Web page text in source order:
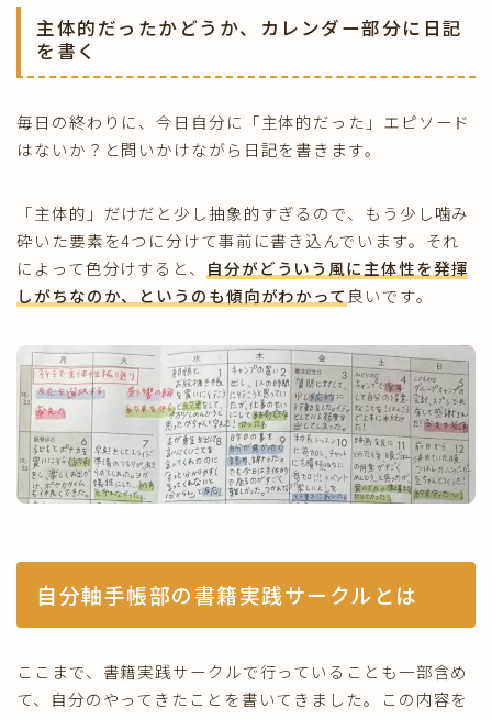
主体的だったかどうか、カレンダー部分に日記
を書く
毎日の終わりに、今日自分に「主体的だった」エピソード
はないか？と問いかけながら日記を書きます。
「主体的」だけだと少し抽象的すぎるので、もう少し噛み
砕いた要素を4つに分けて事前に書き込んでいます。それ
によって色分けすると、 自分がどういう風に主体性を発揮
しがちなのか、というのも傾向がわかって 良いです。
自分軸手帳部の書籍実践サークルとは
ここまで、書籍実践サークルで行っていることも一部含め
て、自分のやってきたことを書いてきました。この内容を